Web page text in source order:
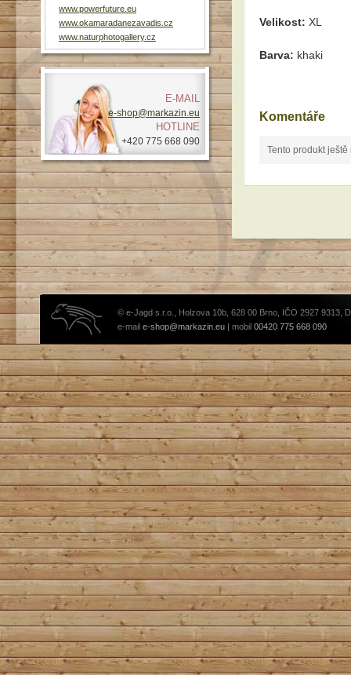
Velikost: XL
Barva: khaki
Komentáře
Tento produkt
www.powerfuture.eu
www.okamaradanezavadis.cz
www.naturphotogallery.cz
E-MAIL
e-shop@markazin.eu
HOTLINE
+420 775 668 090
© e-Jagd s.r.o., Holzova 10b, 628 00 Brno, IČO 2927 9313,
e-mail e-shop@markazin.eu | mobil 00420 775 668 090